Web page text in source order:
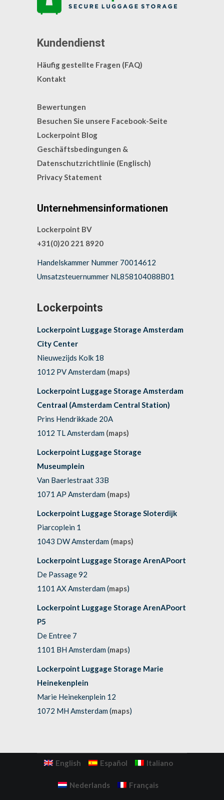
Kundendienst
Häufig gestellte Fragen (FAQ)
Kontakt
Bewertungen
Besuchen Sie unsere Facebook-Seite
Lockerpoint Blog
Geschäftsbedingungen &
Datenschutzrichtlinie (Englisch)
Privacy Statement
Unternehmensinformationen
Lockerpoint BV
+31(0)20 221 8920
Handelskammer Nummer 70014612
Umsatzsteuernummer NL858104088B01
Lockerpoints
Lockerpoint Luggage Storage Amsterdam
City Center
Nieuwezijds Kolk 18
1012 PV Amsterdam (maps)
Lockerpoint Luggage Storage Amsterdam
Centraal (Amsterdam Central Station)
Prins Hendrikkade 20A
1012 TL Amsterdam (maps)
Lockerpoint Luggage Storage
Museumplein
Van Baerlestraat 33B
1071 AP Amsterdam (maps)
Lockerpoint Luggage Storage Sloterdijk
Piarcoplein 1
1043 DW Amsterdam (maps)
Lockerpoint Luggage Storage ArenAPoort
De Passage 92
1101 AX Amsterdam (maps)
Lockerpoint Luggage Storage ArenAPoort
P5
De Entree 7
1101 BH Amsterdam (maps)
Lockerpoint Luggage Storage Marie
Heinekenplein
Marie Heinekenplein 12
1072 MH Amsterdam (maps)
English Español Italiano
Nederlands Français